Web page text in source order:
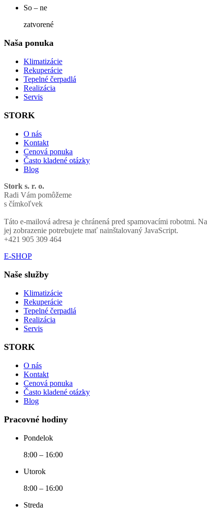
So – ne
zatvorené
Naša ponuka
Klimatizácie
Rekuperácie
Tepelné čerpadlá
Realizácia
Servis
STORK
O nás
Kontakt
Cenová ponuka
Často kladené otázky
Blog
Stork s. r. o.
Radi Vám pomôžeme
s čímkoľvek
Táto e-mailová adresa je chránená pred spamovacími robotmi. Na
jej zobrazenie potrebujete mať nainštalovaný JavaScript.
+421 905 309 464
E-SHOP
Naše služby
Klimatizácie
Rekuperácie
Tepelné čerpadlá
Realizácia
Servis
STORK
O nás
Kontakt
Cenová ponuka
Často kladené otázky
Blog
Pracovné hodiny
Pondelok
8:00 – 16:00
Utorok
8:00 – 16:00
Streda